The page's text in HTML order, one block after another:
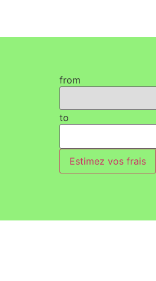
from
to
Estimez vos frais